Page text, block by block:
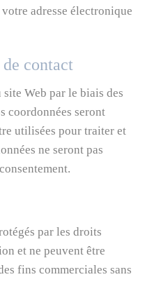
adresse électronique
contact
Web par le biais des
coordonnées seront
utilisées pour traiter et
ne seront pas
par les droits
et ne peuvent être
fins commerciales sans